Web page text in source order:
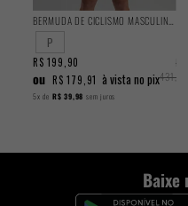
BERMUDA DE CICLISMO MASCULINA TRAINING TURQUESA 2025
P
R$
431,90
R$ 199,90
ou R$ 179,91 à vista no pix
5x de R$ 39,98 sem juros
Baixe